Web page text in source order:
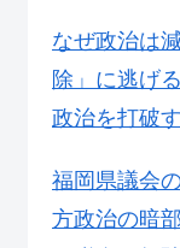
なぜ政治は
除」に逃げ
政治を打破
福岡県議会
方政治の暗